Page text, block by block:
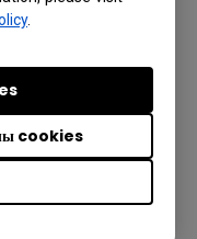
.
cookies